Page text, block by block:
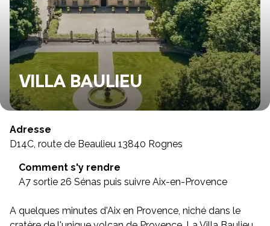
VILLA BAULIEU
Adresse
D14C, route de Beaulieu 13840 Rognes
Comment s'y rendre
A7 sortie 26 Sénas puis suivre Aix-en-Provence
A quelques minutes d'Aix en Provence, niché dans le